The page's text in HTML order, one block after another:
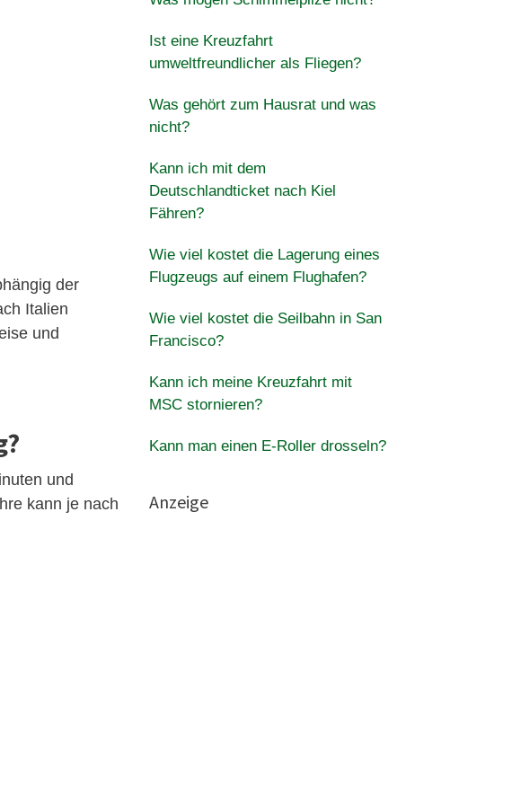
der
Italien
und
und
kann je nach
Ist eine Kreuzfahrt
umweltfreundlicher als Fliegen?
Was gehört zum Hausrat und was
nicht?
Kann ich mit dem
Deutschlandticket nach Kiel
Fähren?
Wie viel kostet die Lagerung eines
Flugzeugs auf einem Flughafen?
Wie viel kostet die Seilbahn in San
Francisco?
Kann ich meine Kreuzfahrt mit
MSC stornieren?
Kann man einen E-Roller drosseln?
Anzeige